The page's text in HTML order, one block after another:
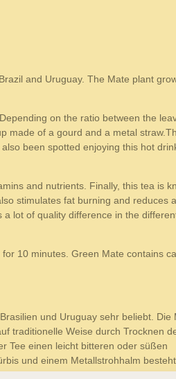
and Uruguay. The Mate plant
on the ratio between the
made of a gourd and a metal
been spotted enjoying this hot
and nutrients. Finally, this tea is
stimulates fat burning and reduces
lot of quality difference in the
10 minutes. Green Mate contains
und Uruguay sehr beliebt. Die
traditionelle Weise durch Trocknen
Tee einen leicht bitteren oder süßen
und einem Metallstrohhalm besteht.